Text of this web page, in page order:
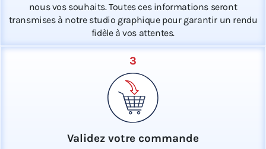
nous vos souhaits. Toutes ces informations seront
transmises à notre studio graphique pour garantir un rendu
fidèle à vos attentes.
3
Validez votre commande